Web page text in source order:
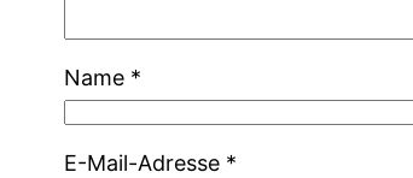
Name *
E-Mail-Adresse *